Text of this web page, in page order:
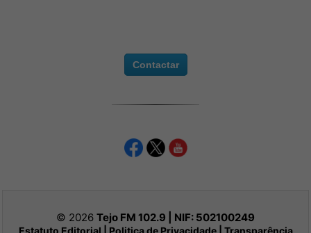
Contactar
© 2026 Tejo FM 102.9 | NIF: 502100249
Estatuto Editorial Politica de Privacidade| Transparência